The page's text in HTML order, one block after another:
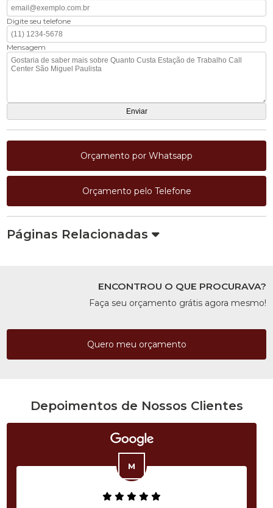
Digite seu telefone
Mensagem
Orçamento por Whatsapp
Orçamento pelo Telefone
Páginas Relacionadas
ENCONTROU O QUE PROCURAVA?
Faça seu orçamento grátis agora mesmo!
Quero meu orçamento
Depoimentos de Nossos Clientes